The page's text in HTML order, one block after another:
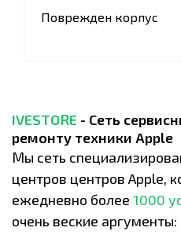
Поврежден корпус
IVESTORE - Сеть
ремонту техники Apple
Мы сеть
центров центров Apple,
ежедневно более 1000
очень веские аргументы: